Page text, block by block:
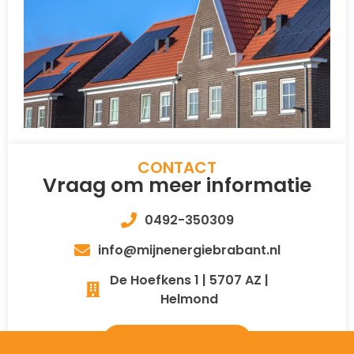
CONTACT
Vraag om meer informatie
0492-350309
info@mijnenergiebrabant.nl
De Hoefkens 1 | 5707 AZ |
Helmond